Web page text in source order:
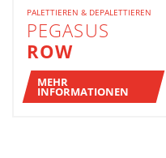
PALETTIEREN & DEPALETTIEREN
PEGASUS
ROW
MEHR
INFORMATIONEN